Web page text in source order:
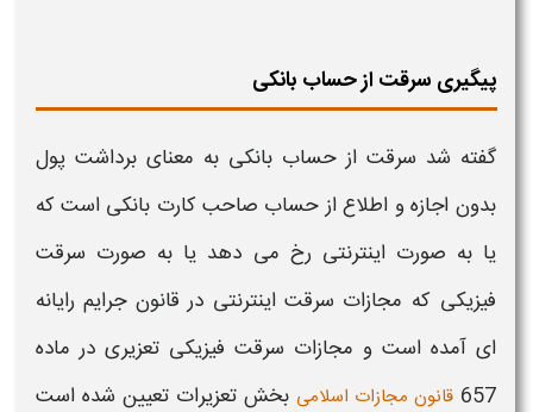
پیگیری سرقت از حساب بانکی
گفته شد سرقت از حساب بانکی به معنای برداشت پول
بدون اجازه و اطلاع از حساب صاحب کارت بانکی است که
یا به صورت اینترنتی رخ می دهد یا به صورت سرقت
فیزیکی که مجازات سرقت اینترنتی در قانون جرایم رایانه
ای آمده است و مجازات سرقت فیزیکی تعزیری در ماده
657 قانون مجازات اسلامی بخش تعزیرات تعیین شده است